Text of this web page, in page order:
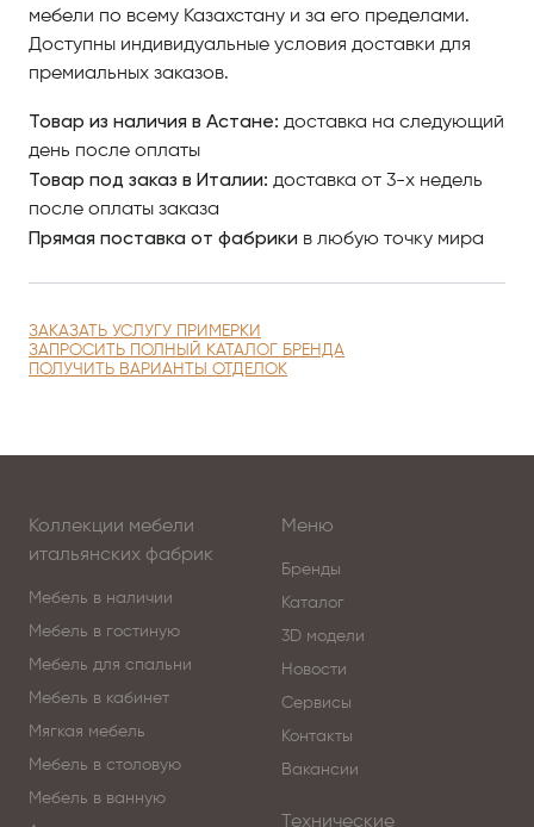
мебели по всему Казахстану и за его пределами.
Доступны индивидуальные условия доставки для
премиальных заказов.
Товар из наличия в Астане: доставка на следующий
день после оплаты
Товар под заказ в Италии: доставка от 3-х недель
после оплаты заказа
Прямая поставка от фабрики в любую точку мира
ЗАКАЗАТЬ УСЛУГУ ПРИМЕРКИ
ЗАПРОСИТЬ ПОЛНЫЙ КАТАЛОГ БРЕНДА
ПОЛУЧИТЬ ВАРИАНТЫ ОТДЕЛОК
Коллекции мебели
итальянских фабрик
Мебель в наличии
Мебель в гостиную
Мебель для спальни
Мебель в кабинет
Мягкая мебель
Мебель в столовую
Мебель в ванную
Меню
Бренды
Каталог
3D модели
Новости
Сервисы
Контакты
Вакансии
Технические